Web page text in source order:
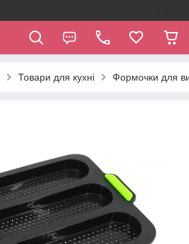
Товари для кухні Формочки для